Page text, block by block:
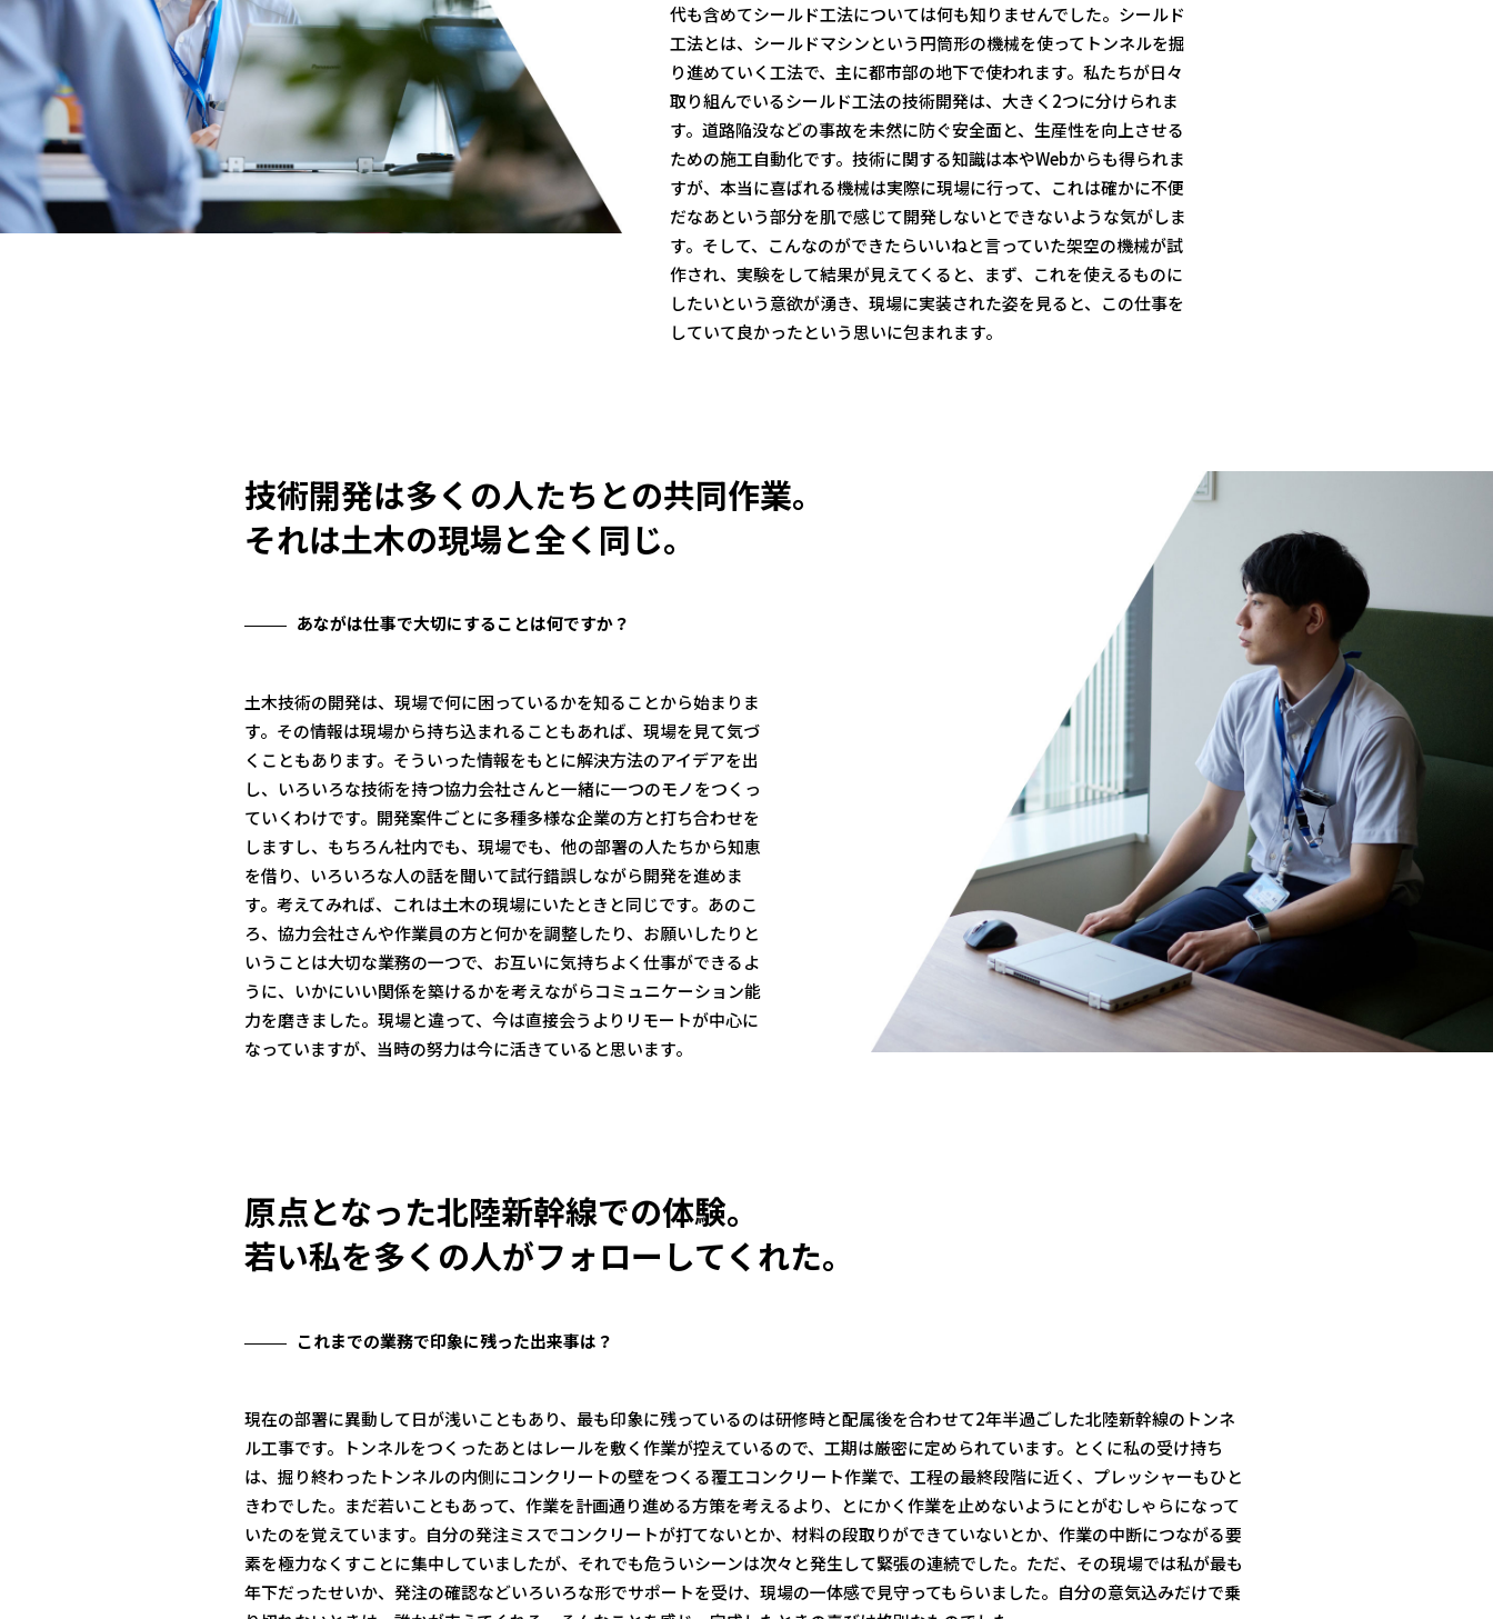
代も含めてシールド工法については何も知りませんでした。シールド
工法とは、シールドマシンという円筒形の機械を使ってトンネルを掘
り進めていく工法で、主に都市部の地下で使われます。私たちが日々
取り組んでいるシールド工法の技術開発は、大きく2つに分けられま
す。道路陥没などの事故を未然に防ぐ安全面と、生産性を向上させる
ための施工自動化です。技術に関する知識は本やWebからも得られま
すが、本当に喜ばれる機械は実際に現場に行って、これは確かに不便
だなあという部分を肌で感じて開発しないとできないような気がしま
す。そして、こんなのができたらいいねと言っていた架空の機械が試
作され、実験をして結果が見えてくると、まず、これを使えるものに
したいという意欲が湧き、現場に実装された姿を見ると、この仕事を
していて良かったという思いに包まれます。
技術開発は多くの人たちとの共同作業。
それは土木の現場と全く同じ。
あながは仕事で大切にすることは何ですか？
土木技術の開発は、現場で何に困っているかを知ることから始まりま
す。その情報は現場から持ち込まれることもあれば、現場を見て気づ
くこともあります。そういった情報をもとに解決方法のアイデアを出
し、いろいろな技術を持つ協力会社さんと一緒に一つのモノをつくっ
ていくわけです。開発案件ごとに多種多様な企業の方と打ち合わせを
しますし、もちろん社内でも、現場でも、他の部署の人たちから知恵
を借り、いろいろな人の話を聞いて試行錯誤しながら開発を進めま
す。考えてみれば、これは土木の現場にいたときと同じです。あのこ
ろ、協力会社さんや作業員の方と何かを調整したり、お願いしたりと
いうことは大切な業務の一つで、お互いに気持ちよく仕事ができるよ
うに、いかにいい関係を築けるかを考えながらコミュニケーション能
力を磨きました。現場と違って、今は直接会うよりリモートが中心に
なっていますが、当時の努力は今に活きていると思います。
原点となった北陸新幹線での体験。
若い私を多くの人がフォローしてくれた。
これまでの業務で印象に残った出来事は？
現在の部署に異動して日が浅いこともあり、最も印象に残っているのは研修時と配属後を合わせて2年半過ごした北陸新幹線のトンネ
ル工事です。トンネルをつくったあとはレールを敷く作業が控えているので、工期は厳密に定められています。とくに私の受け持ち
は、掘り終わったトンネルの内側にコンクリートの壁をつくる覆工コンクリート作業で、工程の最終段階に近く、プレッシャーもひと
きわでした。まだ若いこともあって、作業を計画通り進める方策を考えるより、とにかく作業を止めないようにとがむしゃらになって
いたのを覚えています。自分の発注ミスでコンクリートが打てないとか、材料の段取りができていないとか、作業の中断につながる要
素を極力なくすことに集中していましたが、それでも危ういシーンは次々と発生して緊張の連続でした。ただ、その現場では私が最も
年下だったせいか、発注の確認などいろいろな形でサポートを受け、現場の一体感で見守ってもらいました。自分の意気込みだけで乗